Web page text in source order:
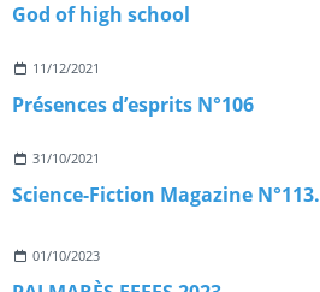
God of high school
11/12/2021
Présences d’esprits N°106
31/10/2021
Science-Fiction Magazine N°113.
01/10/2023